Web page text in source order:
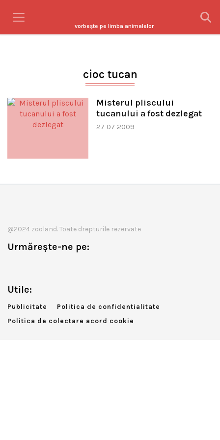
vorbeşte pe limba animalelor
cioc tucan
Misterul pliscului
tucanului a fost dezlegat
27 07 2009
@2024 zooland. Toate drepturile rezervate
Urmărește-ne pe:
Utile:
Publicitate
Politica de confidentialitate
Politica de colectare acord cookie